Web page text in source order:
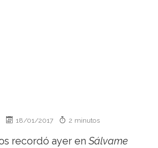
18/01/2017 2 minutos
recordó ayer en Sálvame